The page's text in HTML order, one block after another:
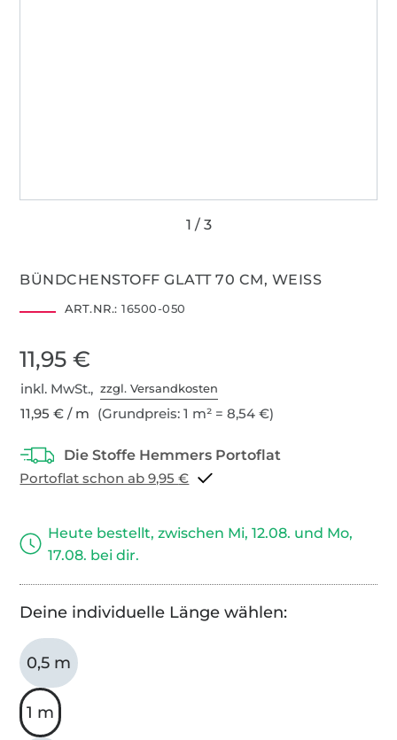
BÜNDCHENSTOFF GLATT 70 CM, WEISS
ART.NR.: 16500-050
11,95 €
inkl. MwSt.,zzgl. Versandkosten
11,95 € / m (Grundpreis: 1 m² = 8,54 €)
Portoflat schon ab 9,95 €
Heute bestellt, zwischen Mi, 12.08. und Mo,
17.08. bei dir.
Deine individuelle Länge wählen:
0,5 m
1 m